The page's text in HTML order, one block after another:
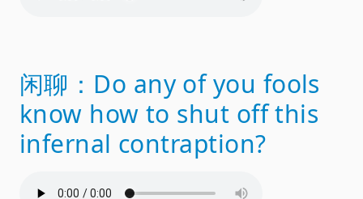
闲聊：Do any of you fools
know how to shut off this
infernal contraption?